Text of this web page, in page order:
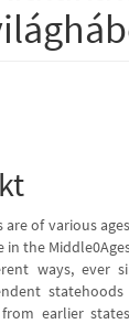
are of various
the
ways, ever
from earlier